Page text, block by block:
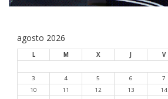
agosto 2026
L M X V
3
4 5 6 7
10
11 12 13 14